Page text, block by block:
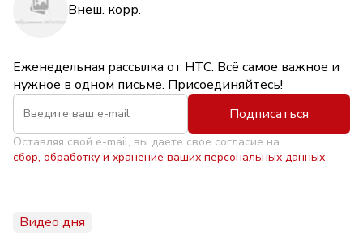
Внеш. корр.
Еженедельная рассылка от НТС. Всё самое важное и
нужное в одном письме. Присоединяйтесь!
Подписаться
Оставляя свой e-mail, вы даете свое согласие на
сбор, обработку и хранение ваших персональных данных
Видео дня